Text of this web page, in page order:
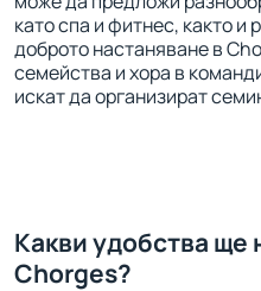
като спа и фитнес, както
доброто настаняване в
семейства и хора в
искат да организират
Какви удобства ще
Chorges?